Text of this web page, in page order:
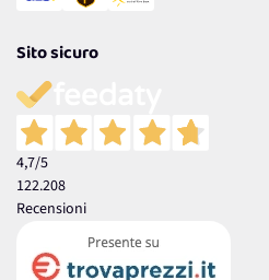
Sito sicuro
4,7/5
122.208
Recensioni